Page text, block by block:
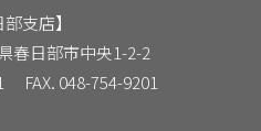
部支店】
春日部市中央1-2-2
FAX. 048-754-9201